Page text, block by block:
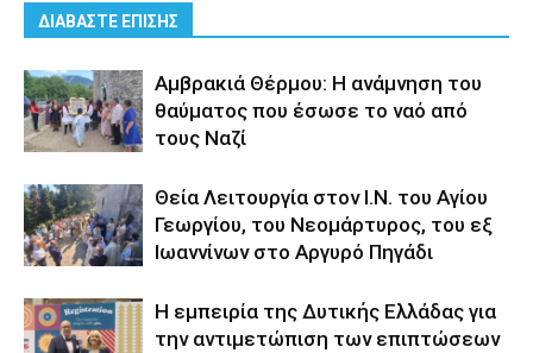
ΔΙΑΒΑΣΤΕ ΕΠΙΣΗΣ
Αμβρακιά Θέρμου: Η ανάμνηση του
θαύματος που έσωσε το ναό από
τους Ναζί
Θεία Λειτουργία στον Ι.Ν. του Αγίου
Γεωργίου, του Νεομάρτυρος, του εξ
Ιωαννίνων στο Αργυρό Πηγάδι
Η εμπειρία της Δυτικής Ελλάδας για
την αντιμετώπιση των επιπτώσεων